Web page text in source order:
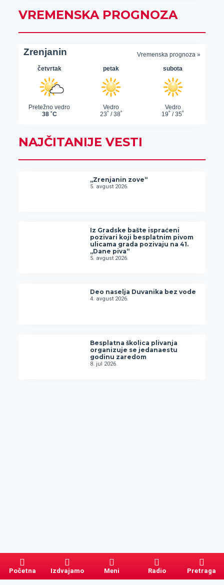
VREMENSKA PROGNOZA
NAJČITANIJE VESTI
„Zrenjanin zove“
5. avgust 2026.
Iz Gradske bašte ispraćeni
pozivari koji besplatnim pivom
ulicama grada pozivaju na 41.
„Dane piva“
5. avgust 2026.
Deo naselja Duvanika bez vode
4. avgust 2026.
Besplatna školica plivanja
organizuje se jedanaestu
godinu zaredom
8. jul 2026.
Početna Izdvajamo Meni Radio Pretraga